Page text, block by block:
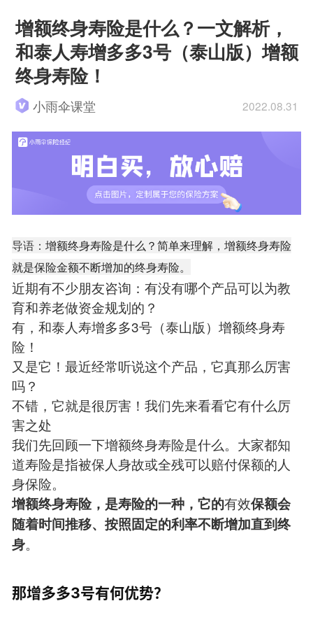
增额终身寿险是什么？一文解析，
和泰人寿增多多3号（泰山版）增额
终身寿险！
小雨伞课堂 2022.08.31
导语： 增额终身寿险是什么？简单来理解， 增额终身寿险
就是保险金额不断增加的终身寿险。
近期有不少朋友咨询：有没有哪个产品可以为教
育和养老做资金规划的？
有，和泰人寿增多多3号（泰山版）增额终身寿
险！
又是它！最近经常听说这个产品，它真那么厉害
吗？
不错，它就是很厉害！我们先来看看它有什么厉
害之处
我们先回顾一下增额终身寿险是什么。大家都知
道寿险是指被保人身故或全残可以赔付保额的人
身保险。
增额终身寿险，是寿险的一种，它的有效保额会
随着时间推移、按照固定的利率不断增加直到终
身。
那增多多3号有何优势？